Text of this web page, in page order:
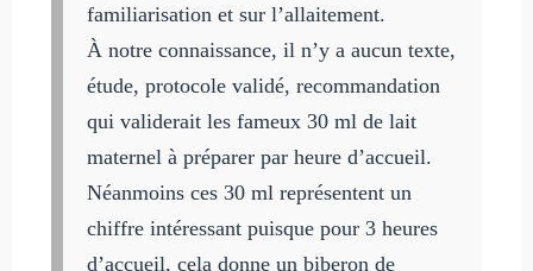
familiarisation et sur l’allaitement.
À notre connaissance, il n’y a aucun texte,
étude, protocole validé, recommandation
qui validerait les fameux 30 ml de lait
maternel à préparer par heure d’accueil.
Néanmoins ces 30 ml représentent un
chiffre intéressant puisque pour 3 heures
d’accueil, cela donne un biberon de